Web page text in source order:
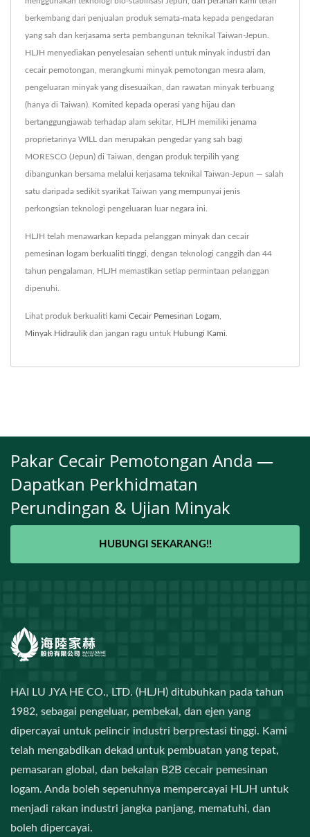
berkembang dari penjualan produk semata-mata kepada pengedaran
yang sah dan kerjasama serta pembangunan teknikal Taiwan-Jepun.
HLJH menyediakan penyelesaian sehenti untuk minyak industri dan
cecair pemotongan, merangkumi minyak pemotongan mesra alam,
pengeluaran minyak yang disesuaikan, dan rawatan minyak terbuang
(hanya di Taiwan). Komited kepada operasi yang hijau dan
bertanggungjawab terhadap alam sekitar, HLJH memiliki jenama
proprietarinya WILL dan merupakan pengedar yang sah bagi
MORESCO (Jepun) di Taiwan, dengan produk terpilih yang
dibangunkan bersama melalui kerjasama teknikal Taiwan-Jepun — salah
satu daripada sedikit syarikat Taiwan yang mempunyai jenis
perkongsian teknologi pengeluaran luar negara ini.
HLJH telah menawarkan kepada pelanggan minyak dan cecair
pemesinan logam berkualiti tinggi, dengan teknologi canggih dan 44
tahun pengalaman, HLJH memastikan setiap permintaan pelanggan
dipenuhi.
Lihat produk berkualiti kami Cecair Pemesinan Logam
Minyak Hidraulik dan jangan ragu untuk Hubungi Kami
Pakar Cecair Pemotongan Anda —
Dapatkan Perkhidmatan
Perundingan & Ujian Minyak
HUBUNGI SEKARANG!!
HAI LU JYA HE CO., LTD. (HLJH) ditubuhkan pada tahun
1982, sebagai pengeluar, pembekal, dan ejen yang
dipercayai untuk pelincir industri berprestasi tinggi. Kami
telah mengabdikan dekad untuk pembuatan yang tepat,
pemasaran global, dan bekalan B2B cecair pemesinan
logam. Anda boleh sepenuhnya mempercayai HLJH untuk
menjadi rakan industri jangka panjang, mematuhi, dan
boleh dipercayai.